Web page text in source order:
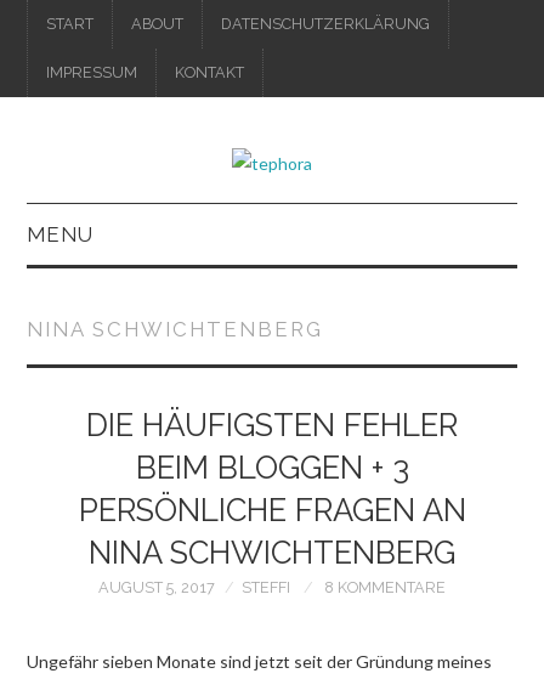
START ABOUT DATENSCHUTZERKLÄRUNG
IMPRESSUM KONTAKT
MENU
NINA SCHWICHTENBERG
DIE HÄUFIGSTEN FEHLER
BEIM BLOGGEN + 3
PERSÖNLICHE FRAGEN AN
NINA SCHWICHTENBERG
AUGUST 5, 2017 STEFFI 8 KOMMENTARE
Ungefähr sieben Monate sind jetzt seit der Gründung meines